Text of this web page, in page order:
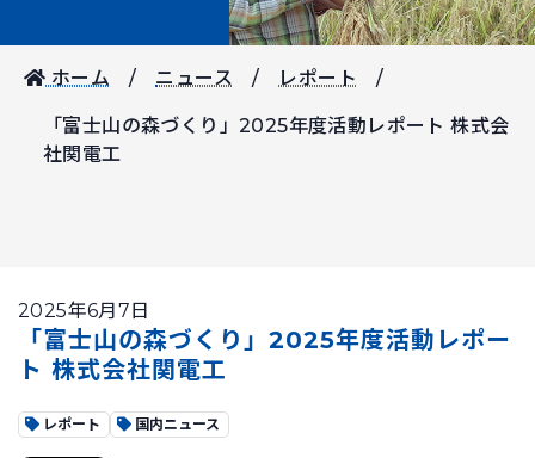
ホーム ニュース レポート
「富士山の森づくり」2025年度活動レポート 株式会
社関電工
2025年6月7日
「富士山の森づくり」2025年度活動レポー
ト 株式会社関電工
レポート 国内ニュース